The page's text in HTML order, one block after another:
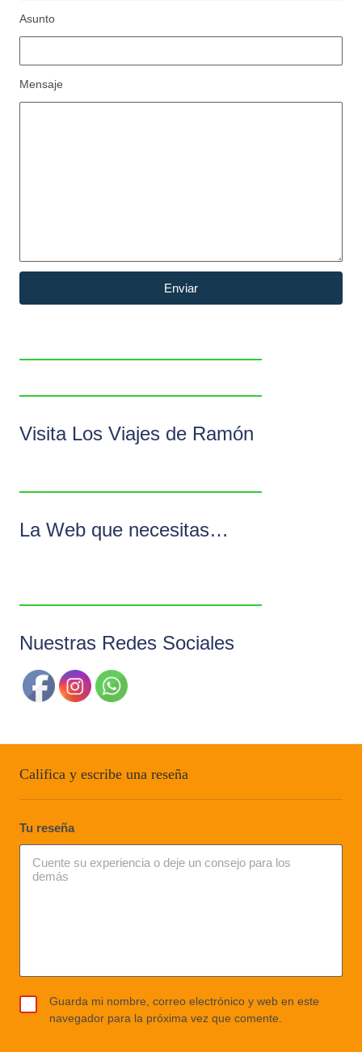
Asunto
Mensaje
Visita Los Viajes de Ramón
La Web que necesitas…
Nuestras Redes Sociales
Califica y escribe una reseña
Tu reseña
Guarda mi nombre, correo electrónico y web en este
navegador para la próxima vez que comente.